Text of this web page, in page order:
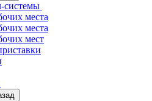
системы
места
места
мест